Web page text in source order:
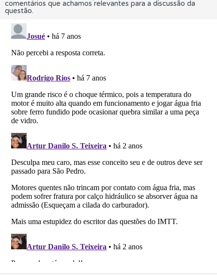
comentários que achamos relevantes para a discussão da
questão.